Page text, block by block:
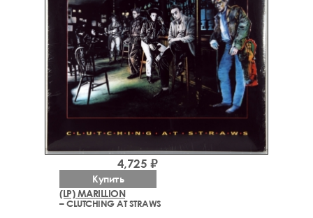
(LP) MARILLION
– CLUTCHING AT STRAWS
4,725 ₽
Купить